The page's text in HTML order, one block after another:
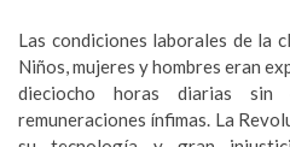
Las condiciones laborales de la
Niños, mujeres y hombres eran
dieciocho horas diarias sin
remuneraciones ínfimas. La